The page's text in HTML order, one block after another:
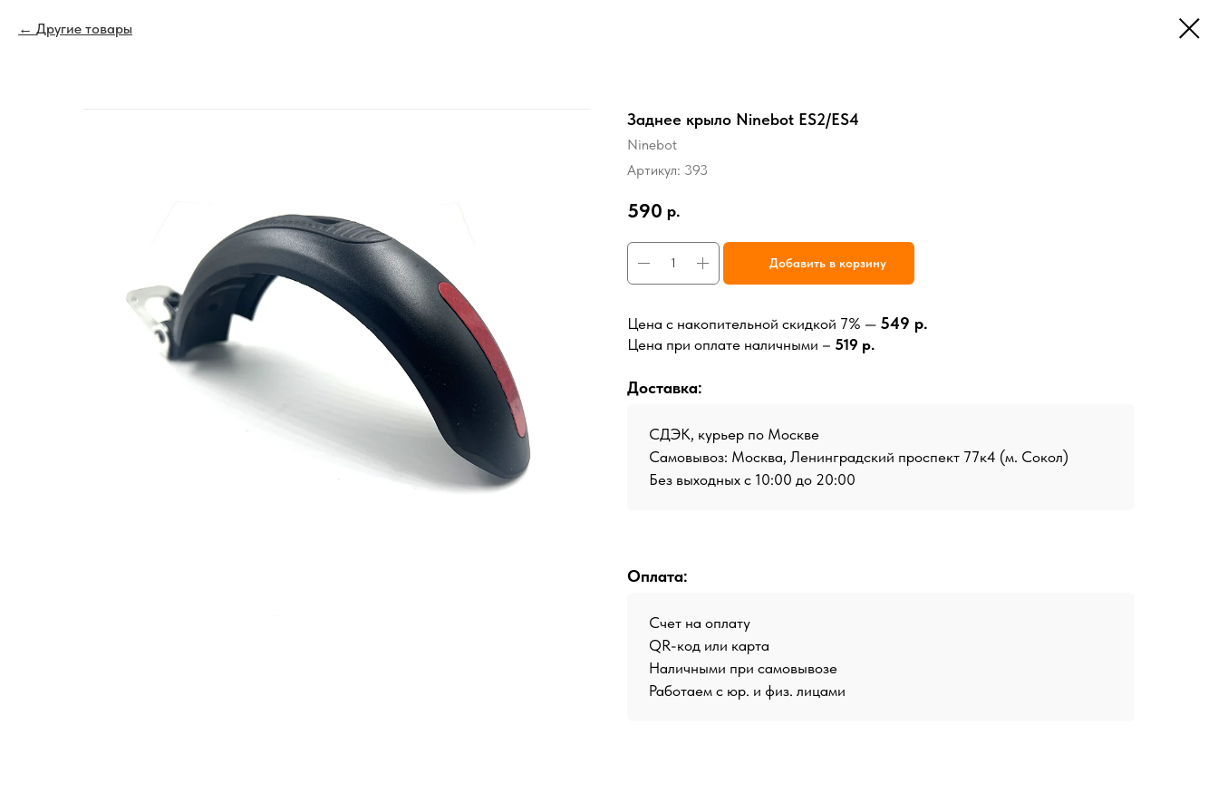
Другие товары
Заднее крыло Ninebot ES2/ES4
Ninebot
Артикул: 393
590 р.
Добавить в корзину
Цена с накопительной скидкой 7% — 549 р.
Цена при оплате наличными – 519 р.
Доставка:
СДЭК, курьер по Москве
Самовывоз: Москва, Ленинградский проспект 77к4 (м. Сокол)
Без выходных с 10:00 до 20:00
Оплата:
Счет на оплату
QR-код или карта
Наличными при самовывозе
Работаем с юр. и физ. лицами